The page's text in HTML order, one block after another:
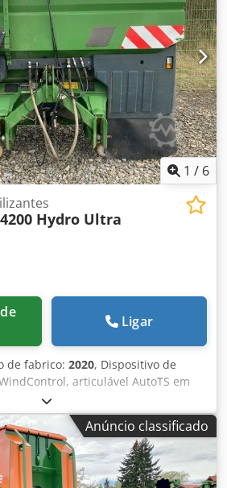
1 / 6
4200 Hydro Ultra
Ligar
de fabrico: 2020, Dispositivo de
articulável AutoTS em
de proteção tubular em L, sensor
de pesagem FlowCheck, tapetes
Flaps protetores em L e escadas,
cobertura enrolável em L /
TS Dedjrxr Uyepfx Aamekr
Anúncio classificado